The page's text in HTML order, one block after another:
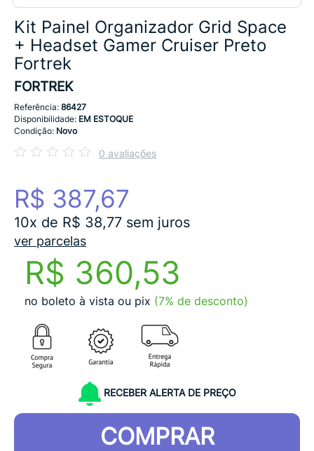
Kit Painel Organizador Grid Space
+ Headset Gamer Cruiser Preto
Fortrek
FORTREK
Referência: 86427
Disponibilidade: EM ESTOQUE
Condição: Novo
0 avaliações
R$ 387,67
10x de R$ 38,77 sem juros
ver parcelas
R$ 360,53
no boleto à vista ou pix (7% de desconto)
RECEBER ALERTA DE PREÇO
COMPRAR